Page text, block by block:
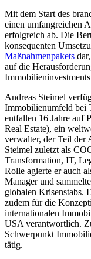
Mit dem Start des
einen umfangreichen
erfolgreich ab. Die
konsequenten
Maßnahmenpakets
auf die
Andreas Steimel
Immobilienumfeld bei
entfallen 16 Jahre auf
Real Estate), ein
verwalter, der Teil der
Steimel zuletzt als
Transformation, IT,
Rolle agierte er auch
Manager und
globalen Krisenstabs.
zudem für die
internationalen
USA verantwortlich.
Schwerpunkt
tätig.